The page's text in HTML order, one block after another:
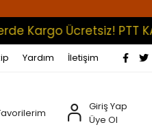
Ücretsiz! PTT
Yardım İletişim
Giriş Yap
Üye Ol